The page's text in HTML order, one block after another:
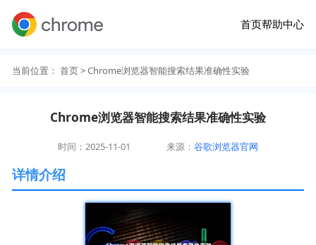
首页帮助中心
当前位置： 首页> Chrome浏览器智能搜索结果准确性实验
Chrome浏览器智能搜索结果准确性实验
时间：2025-11-01 来源：谷歌浏览器官网
详情介绍